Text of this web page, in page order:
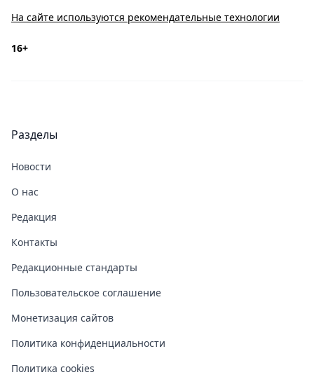
На сайте используются рекомендательные технологии
16+
Разделы
Новости
О нас
Редакция
Контакты
Редакционные стандарты
Пользовательское соглашение
Монетизация сайтов
Политика конфиденциальности
Политика cookies